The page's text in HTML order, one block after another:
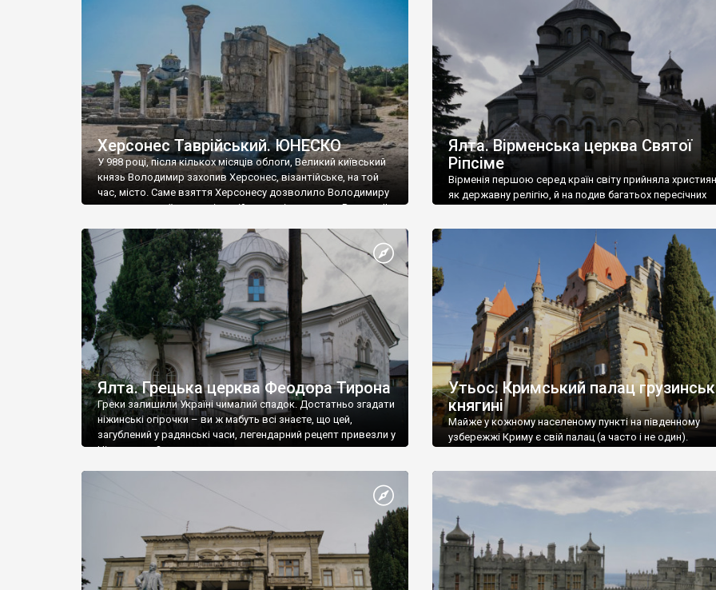
візантійської доби. Раритети викрадені з фондів об’єкту
культурної спадщини ЮНЕСКО «Херсонеса Таврійського».
Офіційно – на виставку «Золото Візантії», але експерти та
влада в Україні вважають це лише […]
називаються «повстяками» (postaki)…” “Вино. Крим
виробляє відмінне вино і його вдосталь: воно все
легке біле і дуже […]
Херсонес Таврійський. ЮНЕСКО
У 988 році, після кількох місяців облоги, Великий київський
князь Володимир захопив Херсонес, візантійське, на той
час, місто. Саме взяття Херсонесу дозволило Володимиру
диктувати свої умови візантійському імператору Василю ІІ,
Херсонесі Володимир-язичник, став Василем-
християнином. А потім було Хрещення Русі. На честь
Херсонесу Таврійського названо місто […]
Ялта. Вірменська церква Святої
Ріпсіме
Вірменія першою серед країн світу прийняла
як державну релігію, й на подив багатьох пересічних
Ялта. Грецька церква Феодора Тирона
Греки залишили Україні чималий спадок. Достатньо згадати
ніжинські огірочки – ви ж мабуть всі знаєте, що цей,
загублений у радянські часи, легендарний рецепт привезли у
Ніжин греки?
Утьос. Кримський палац
княгині
Майже у кожному населеному пункті на південному
узбережжі Криму є свій палац (а часто і не один).